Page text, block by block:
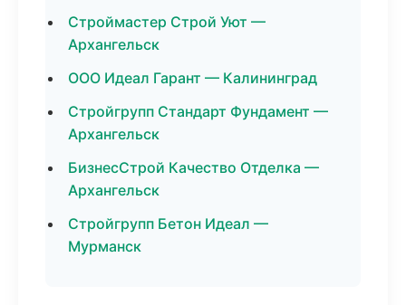
Строймастер Строй Уют —
Архангельск
ООО Идеал Гарант — Калининград
Стройгрупп Стандарт Фундамент —
Архангельск
БизнесСтрой Качество Отделка —
Архангельск
Стройгрупп Бетон Идеал —
Мурманск